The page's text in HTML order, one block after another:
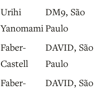
Urihi
Yanomami
DM9, São
Paulo
Faber-
Castell
DAVID, São
Paulo
Faber-
DAVID, São